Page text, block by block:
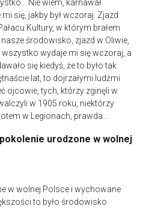
Nie wiem, karnawał
się, jakby był wczoraj. Zjazd
Kultury, w którym brałem
środowisko, zjazd w Oliwie,
wydaje mi się wczoraj, a
się kiedyś, że to było tak
lat, to dojrzałymi ludźmi
ojcowie, tych, którzy zginęli w
w 1905 roku, niektórzy
w Legionach, prawda…
urodzone w wolnej
w wolnej Polsce i wychowane
to było środowisko